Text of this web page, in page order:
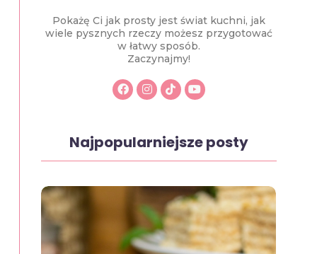
Pokażę Ci jak prosty jest świat kuchni, jak
wiele pysznych rzeczy możesz przygotować
w łatwy sposób.
Zaczynajmy!
Najpopularniejsze posty